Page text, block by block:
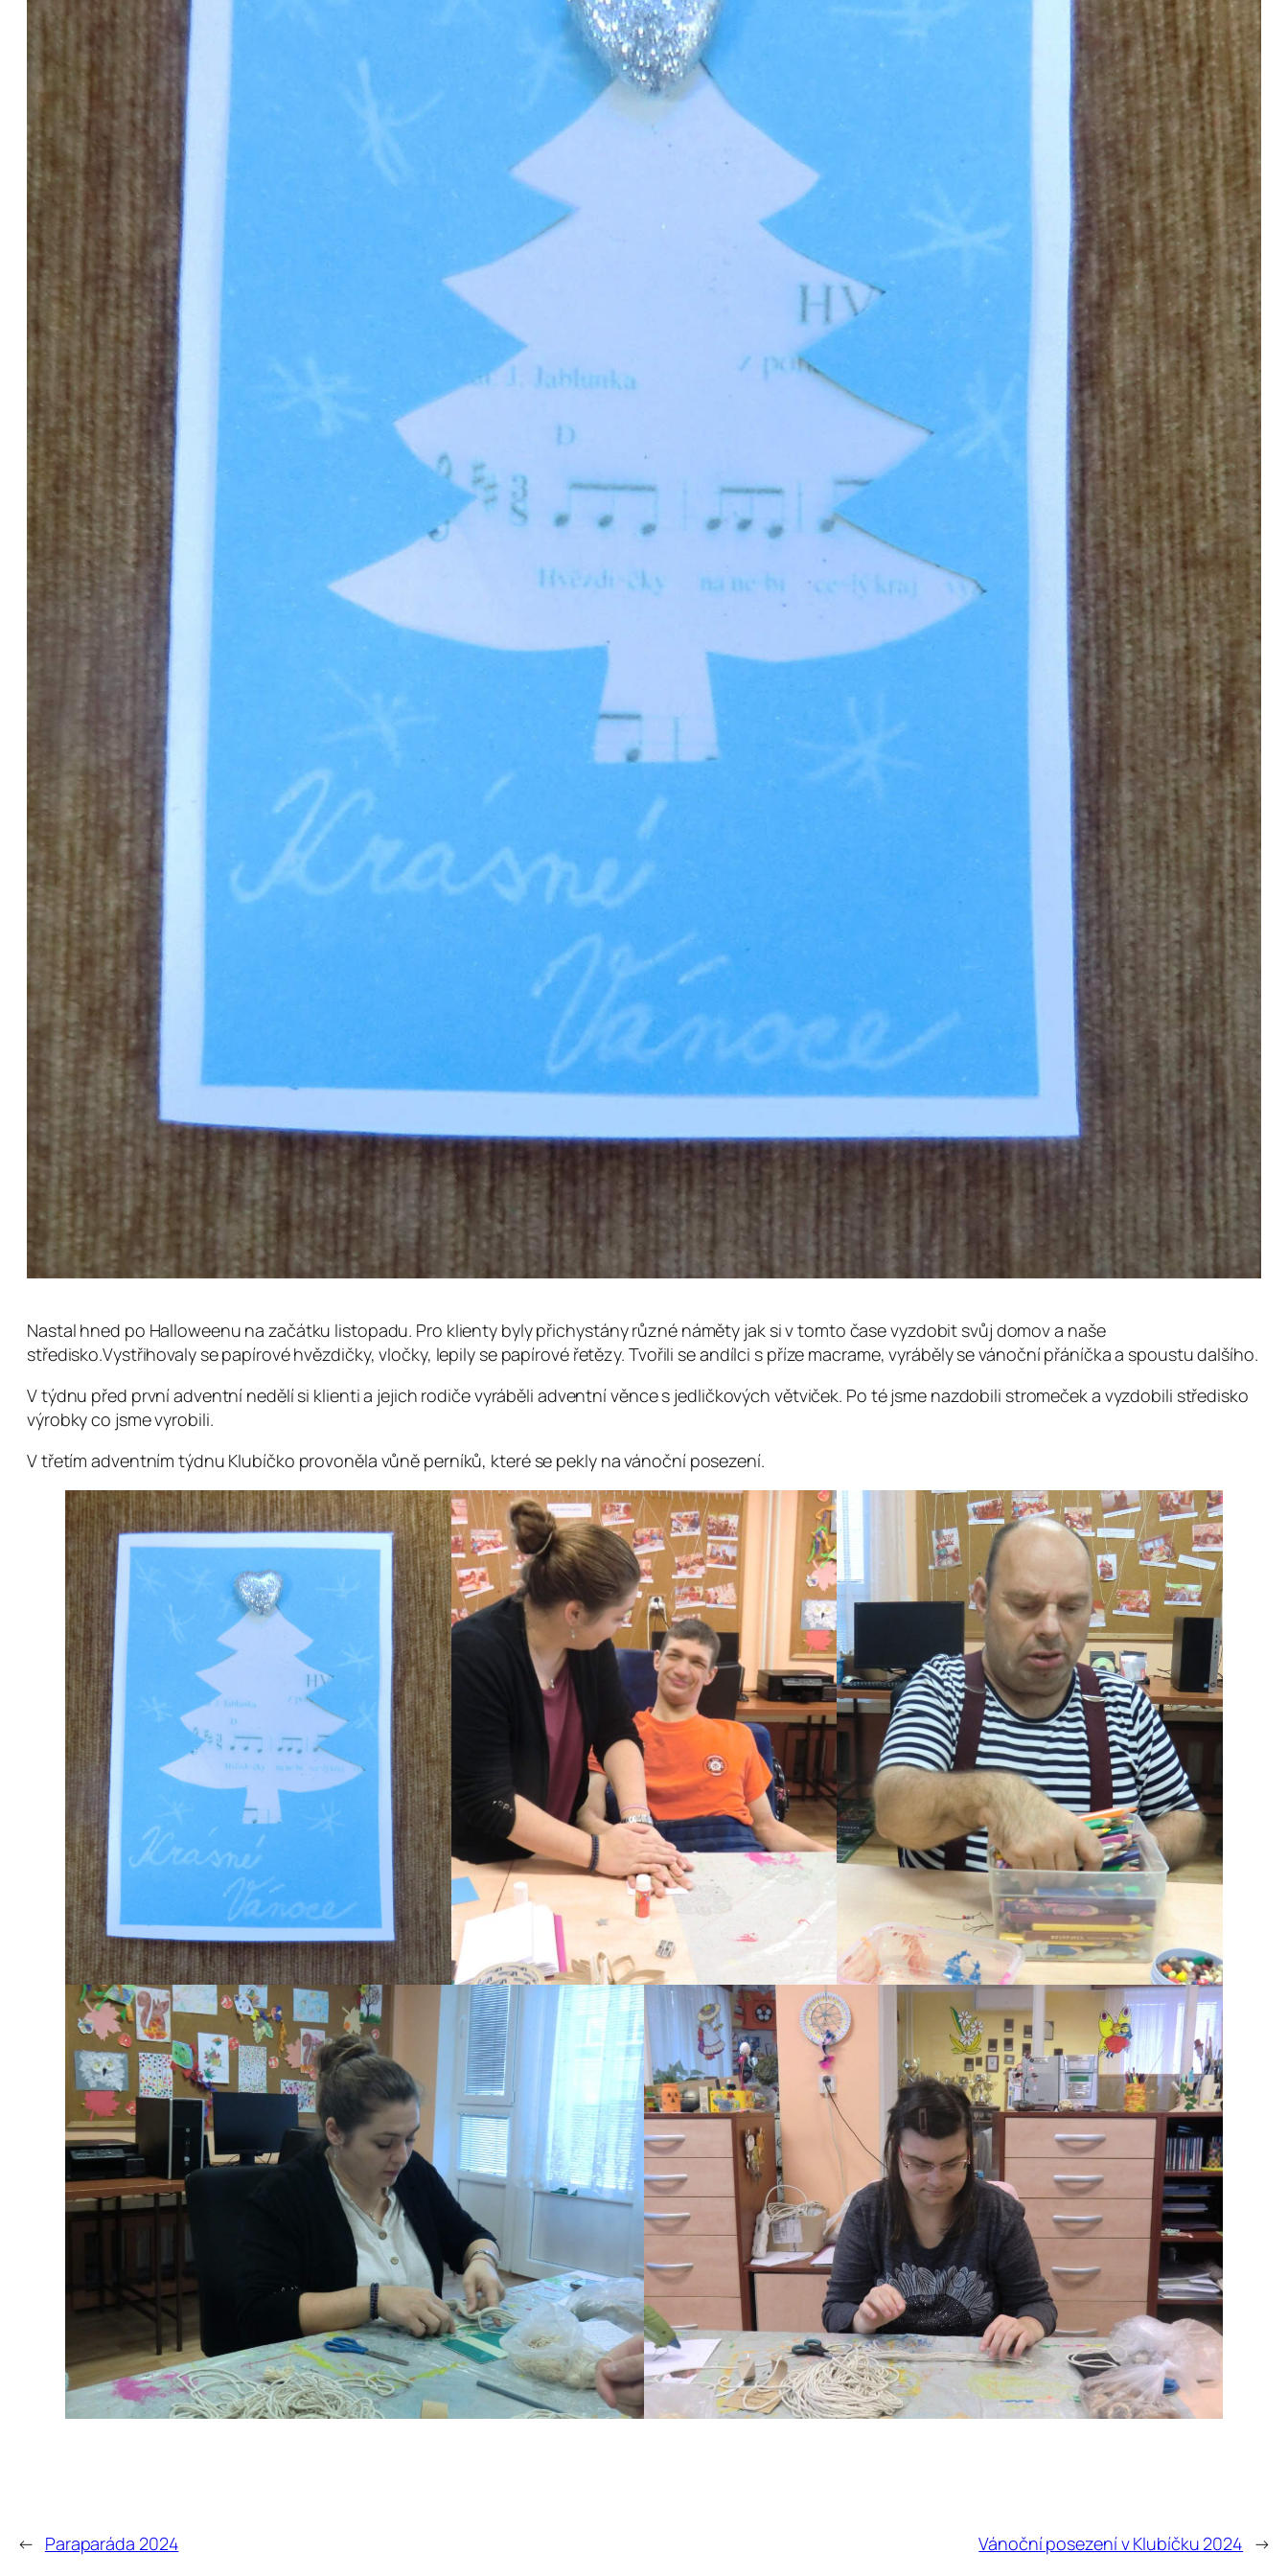
Nastal hned po Halloweenu na začátku listopadu. Pro klienty byly přichystány různé náměty jak si v tomto čase vyzdobit svůj domov a naše
středisko.Vystřihovaly se papírové hvězdičky, vločky, lepily se papírové řetězy. Tvořili se andílci s příze macrame, vyráběly se vánoční přáníčka a spoustu dalšího.
V týdnu před první adventní nedělí si klienti a jejich rodiče vyráběli adventní věnce s jedličkových větviček. Po té jsme nazdobili stromeček a vyzdobili středisko
výrobky co jsme vyrobili.
V třetím adventním týdnu Klubíčko provoněla vůně perníků, které se pekly na vánoční posezení.
← Paraparáda 2024 Vánoční posezení v Klubíčku 2024 →